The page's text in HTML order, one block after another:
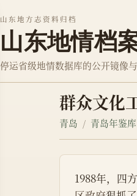
山东地方志资料归档
山东地情档
停运省级地情数据库的公开镜像
群众文化
青岛 青岛年鉴库
1988年，四